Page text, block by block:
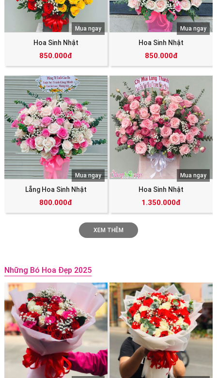
Hoa Sinh Nhật
850.000đ
Mua ngay
Hoa Sinh Nhật
850.000đ
Mua ngay
Lẵng Hoa Sinh Nhật
800.000đ
Mua ngay
Hoa Sinh Nhật
1.350.000đ
Mua ngay
XEM THÊM
Những Bó Hoa Đẹp 2025